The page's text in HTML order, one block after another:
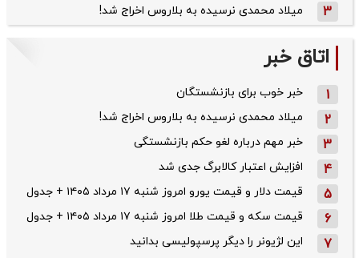
3 میلاد محمدی نرسیده به بلاروس اخراج شد!
اتاق خبر
1 خبر خوب برای بازنشستگان
2 میلاد محمدی نرسیده به بلاروس اخراج شد!
3 خبر مهم درباره لغو حکم بازنشستگی
4 افزایش اعتبار کالابرگ جدی شد
5 قیمت دلار و قیمت یورو امروز شنبه ۱۷ مرداد ۱۴۰۵ + جدول
6 قیمت سکه و قیمت طلا امروز شنبه ۱۷ مرداد ۱۴۰۵ + جدول
7 این لژیونر را دیگر پرسپولیسی بدانید